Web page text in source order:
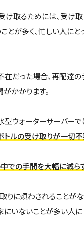
け取るためには、受け
とが多く、忙しい人にと
在だった場合、再配達
がかかります。
型ウォーターサーバーで
トルの受け取りが一切
での手間を大幅に減ら
りに煩わされることが
にいないことが多い人に